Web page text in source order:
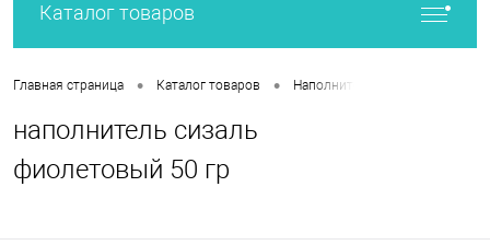
Каталог товаров
Главная страница • Каталог товаров • Наполнитель, Бумага тишью
наполнитель сизаль
фиолетовый 50 гр